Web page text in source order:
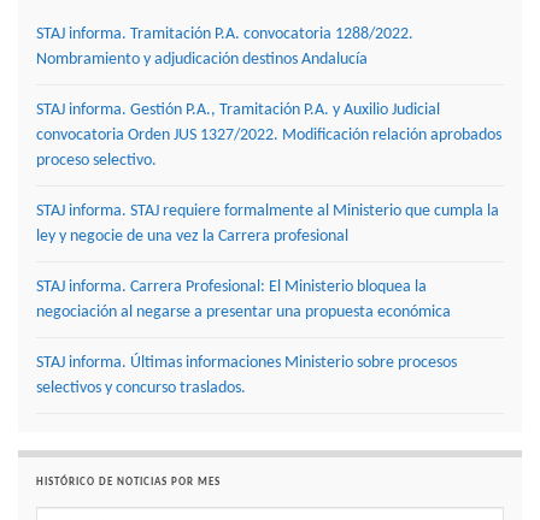
STAJ informa. Tramitación P.A. convocatoria 1288/2022.
Nombramiento y adjudicación destinos Andalucía
STAJ informa. Gestión P.A., Tramitación P.A. y Auxilio Judicial
convocatoria Orden JUS 1327/2022. Modificación relación aprobados
proceso selectivo.
STAJ informa. STAJ requiere formalmente al Ministerio que cumpla la
ley y negocie de una vez la Carrera profesional
STAJ informa. Carrera Profesional: El Ministerio bloquea la
negociación al negarse a presentar una propuesta económica
STAJ informa. Últimas informaciones Ministerio sobre procesos
selectivos y concurso traslados.
HISTÓRICO DE NOTICIAS POR MES